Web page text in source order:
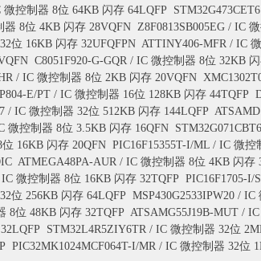
微控制器 8位 64KB 闪存 64LQFP
8位 4KB 闪存 28VQFN Z8F0813SB005EG / IC
位 16KB 闪存 32UFQFPN ATTINY406-MFR / IC
C8051F920-G-GQR / IC 微控制器 8位 32KB
/ IC 微控制器 8位 2KB 闪存 20VQFN
E/PT / IC 微控制器 16位 128KB 闪存 44TQFP
/ IC 微控制器 32位 512KB 闪存 144LQFP
微控制器 8位 3.5KB 闪存 16QFN
16KB 闪存 20QFN PIC16F15355T-I/ML / IC 微
ATMEGA48PA-AUR / IC 微控制器 8位 4KB 闪存
微控制器 8位 16KB 闪存 32TQFP PIC16F1705-I/
位 256KB 闪存 64LQFP MSP430G2533IPW20 /
8位 48KB 闪存 32TQFP ATSAMG55J19B-MUT /
STM32L4R5ZIY6TR / IC 微控制器 32位
PIC32MK1024MCF064T-I/MR / IC 微控制器 32位